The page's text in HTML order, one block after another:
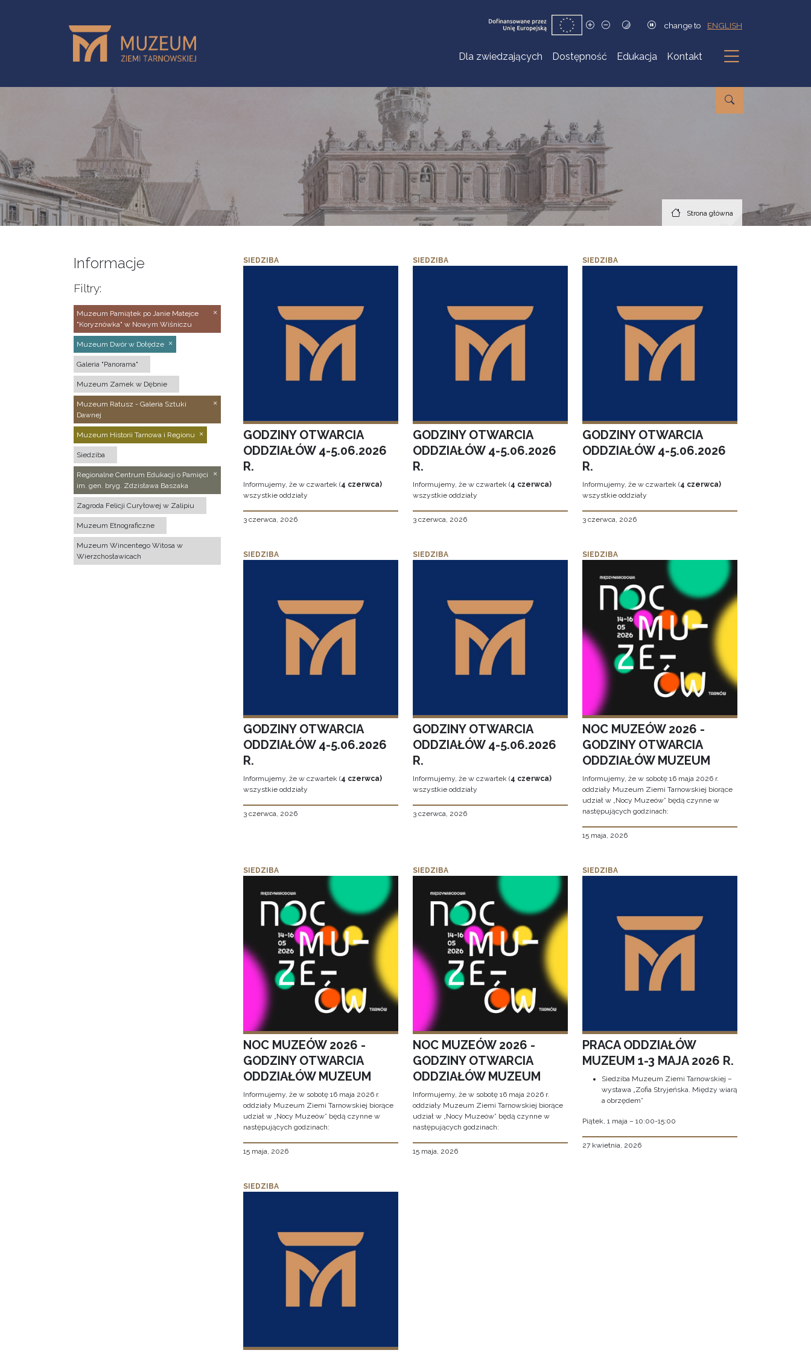
change to ENGLISH
Dla zwiedzających Dostępność Edukacja Kontakt
Podmenu
Strona główna
Informacje
Filtry:
Muzeum Pamiątek po Janie Matejce
"Koryznówka" w Nowym Wiśniczu
Muzeum Dwór w Dołędze
Galeria "Panorama"
Muzeum Zamek w Dębnie
Muzeum Ratusz - Galeria Sztuki
Dawnej
Muzeum Historii Tarnowa i Regionu
Siedziba
Regionalne Centrum Edukacji o Pamięci
im. gen. bryg. Zdzisława Baszaka
Zagroda Felicji Curyłowej w Zalipiu
Muzeum Etnograficzne
Muzeum Wincentego Witosa w
Wierzchosławicach
SIEDZIBA
GODZINY OTWARCIA
ODDZIAŁÓW 4-5.06.2026
R.
Informujemy, że w czwartek (4 czerwca)
wszystkie oddziały
3 czerwca, 2026
SIEDZIBA
GODZINY OTWARCIA
ODDZIAŁÓW 4-5.06.2026
R.
Informujemy, że w czwartek (4 czerwca)
wszystkie oddziały
3 czerwca, 2026
SIEDZIBA
GODZINY OTWARCIA
ODDZIAŁÓW 4-5.06.2026
R.
Informujemy, że w czwartek (4 czerwca)
wszystkie oddziały
3 czerwca, 2026
SIEDZIBA
GODZINY OTWARCIA
ODDZIAŁÓW 4-5.06.2026
R.
Informujemy, że w czwartek (4 czerwca)
wszystkie oddziały
3 czerwca, 2026
SIEDZIBA
GODZINY OTWARCIA
ODDZIAŁÓW 4-5.06.2026
R.
Informujemy, że w czwartek (4 czerwca)
wszystkie oddziały
3 czerwca, 2026
SIEDZIBA
NOC MUZEÓW 2026 -
GODZINY OTWARCIA
ODDZIAŁÓW MUZEUM
Informujemy, że w sobotę 16 maja 2026 r.
oddziały Muzeum Ziemi Tarnowskiej biorące
udział w „Nocy Muzeów” będą czynne w
następujących godzinach:
15 maja, 2026
SIEDZIBA
NOC MUZEÓW 2026 -
GODZINY OTWARCIA
ODDZIAŁÓW MUZEUM
Informujemy, że w sobotę 16 maja 2026 r.
oddziały Muzeum Ziemi Tarnowskiej biorące
udział w „Nocy Muzeów” będą czynne w
następujących godzinach:
15 maja, 2026
SIEDZIBA
NOC MUZEÓW 2026 -
GODZINY OTWARCIA
ODDZIAŁÓW MUZEUM
Informujemy, że w sobotę 16 maja 2026 r.
oddziały Muzeum Ziemi Tarnowskiej biorące
udział w „Nocy Muzeów” będą czynne w
następujących godzinach:
15 maja, 2026
SIEDZIBA
PRACA ODDZIAŁÓW
MUZEUM 1-3 MAJA 2026 R.
Siedziba Muzeum Ziemi Tarnowskiej –
wystawa „Zofia Stryjeńska. Między wiarą
a obrzędem”
Piątek, 1 maja – 10:00-15:00
27 kwietnia, 2026
SIEDZIBA